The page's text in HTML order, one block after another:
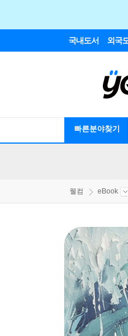
국내도서 외국
빠른분야찾기
웰컴 eBook